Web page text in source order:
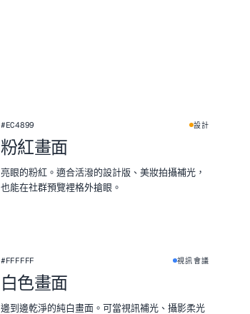
#EC4899 設計
粉紅畫面
亮眼的粉紅。適合活潑的設計版、美妝拍攝補光，
也能在社群預覽裡格外搶眼。
#FFFFFF 視訊會議
白色畫面
邊到邊乾淨的純白畫面。可當視訊補光、攝影柔光